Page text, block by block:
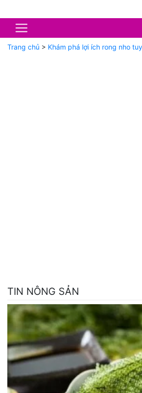
Trang chủ > Khám phá lợi ích rong nho
TIN NÔNG SẢN